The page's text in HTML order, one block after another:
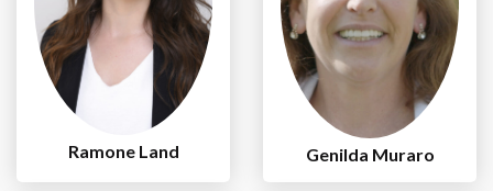
Ramone Land Genilda Muraro